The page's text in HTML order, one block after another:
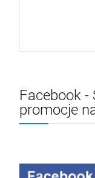
Facebook -
promocje